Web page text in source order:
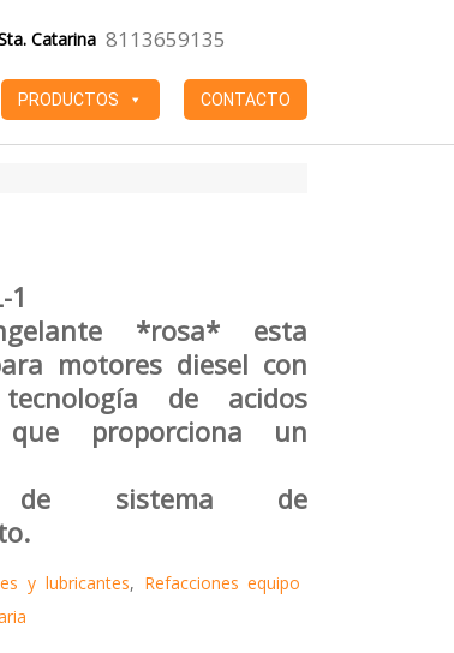
Catarina 8113659135
PRODUCTOS CONTACTO
1
*rosa* esta
motores diesel con
tecnología de acidos
que proporciona un
de sistema de
y lubricantes, Refacciones equipo